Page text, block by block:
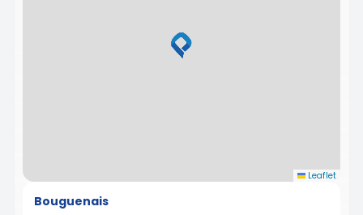
Leaflet
Bouguenais